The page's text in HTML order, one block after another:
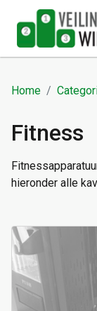
Home
Fitness
hieronder alle